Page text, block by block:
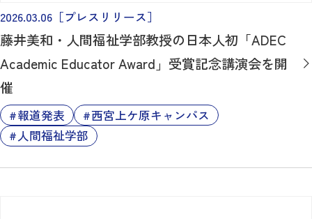
2026.03.06 ［プレスリリース］
藤井美和・人間福祉学部教授の日本人初「ADEC
Academic Educator Award」受賞記念講演会を開
催
報道発表
西宮上ケ原キャンパス
人間福祉学部